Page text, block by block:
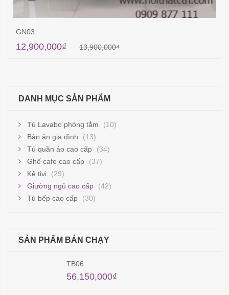
GN03
13,900,000₫
12,900,000₫
DANH MỤC SẢN PHẨM
Tủ Lavabo phòng tắm
(10)
Bàn ăn gia đình
(13)
Tủ quần áo cao cấp
(34)
Ghế cafe cao cấp
(37)
Kệ tivi
(29)
Giường ngủ cao cấp
(42)
Tủ bếp cao cấp
(30)
SẢN PHẨM BÁN CHẠY
TB06
56,150,000₫